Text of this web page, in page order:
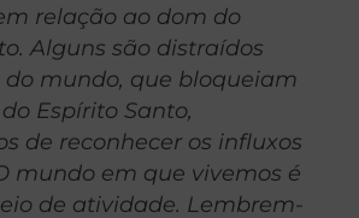
relação ao dom do
Alguns são distraídos
do mundo, que bloqueiam
Espírito Santo,
de reconhecer os influxos
mundo em que vivemos é
de atividade. Lembrem-